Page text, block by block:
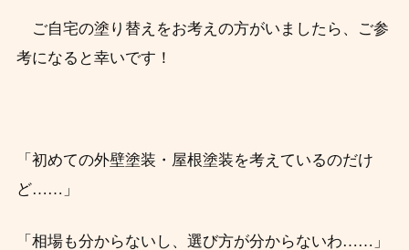
ご自宅の塗り替えをお考えの方がいましたら、ご参
考になると幸いです！
「初めての外壁塗装・屋根塗装を考えているのだけ
ど……」
「相場も分からないし、選び方が分からないわ……」